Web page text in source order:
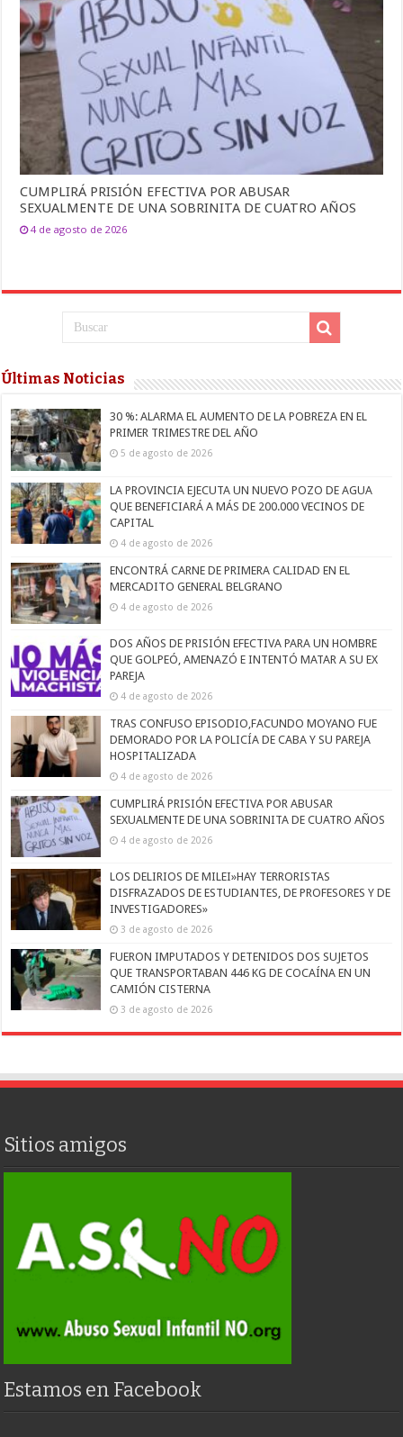
CUMPLIRÁ PRISIÓN EFECTIVA POR ABUSAR
SEXUALMENTE DE UNA SOBRINITA DE CUATRO AÑOS
4 de agosto de 2026
Últimas Noticias
30 %: ALARMA EL AUMENTO DE LA POBREZA EN EL
PRIMER TRIMESTRE DEL AÑO
5 de agosto de 2026
LA PROVINCIA EJECUTA UN NUEVO POZO DE AGUA
QUE BENEFICIARÁ A MÁS DE 200.000 VECINOS DE
CAPITAL
4 de agosto de 2026
ENCONTRÁ CARNE DE PRIMERA CALIDAD EN EL
MERCADITO GENERAL BELGRANO
4 de agosto de 2026
DOS AÑOS DE PRISIÓN EFECTIVA PARA UN HOMBRE
QUE GOLPEÓ, AMENAZÓ E INTENTÓ MATAR A SU EX
PAREJA
4 de agosto de 2026
TRAS CONFUSO EPISODIO,FACUNDO MOYANO FUE
DEMORADO POR LA POLICÍA DE CABA Y SU PAREJA
HOSPITALIZADA
4 de agosto de 2026
CUMPLIRÁ PRISIÓN EFECTIVA POR ABUSAR
SEXUALMENTE DE UNA SOBRINITA DE CUATRO AÑOS
4 de agosto de 2026
LOS DELIRIOS DE MILEI»HAY TERRORISTAS
DISFRAZADOS DE ESTUDIANTES, DE PROFESORES Y DE
INVESTIGADORES»
3 de agosto de 2026
FUERON IMPUTADOS Y DETENIDOS DOS SUJETOS
QUE TRANSPORTABAN 446 KG DE COCAÍNA EN UN
CAMIÓN CISTERNA
3 de agosto de 2026
Sitios amigos
Estamos en Facebook